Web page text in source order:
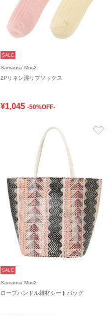
SALE
Samansa Mos2
2Pリネン混リブソックス
¥1,045 -50%OFF-
SALE
Samansa Mos2
ロープハンドル雑材シートバッグ